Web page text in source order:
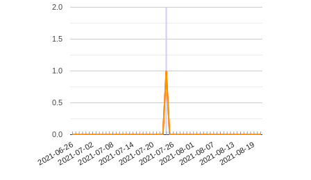
2021-06-262021-07-022021-07-082021-07-142021-07-202021-07-262021-08-012021-08-072021-08-132021-08-19
0.0
0.5
1.0
1.5
2.0